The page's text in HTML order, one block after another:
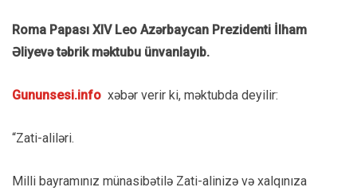
Roma Papası XIV Leo Azərbaycan Prezidenti İlham
Əliyevə təbrik məktubu ünvanlayıb.
Gununsesi.info xəbər verir ki, məktubda deyilir:
“Zati-aliləri.
Milli bayramınız münasibətilə Zati-alinizə və xalqınıza